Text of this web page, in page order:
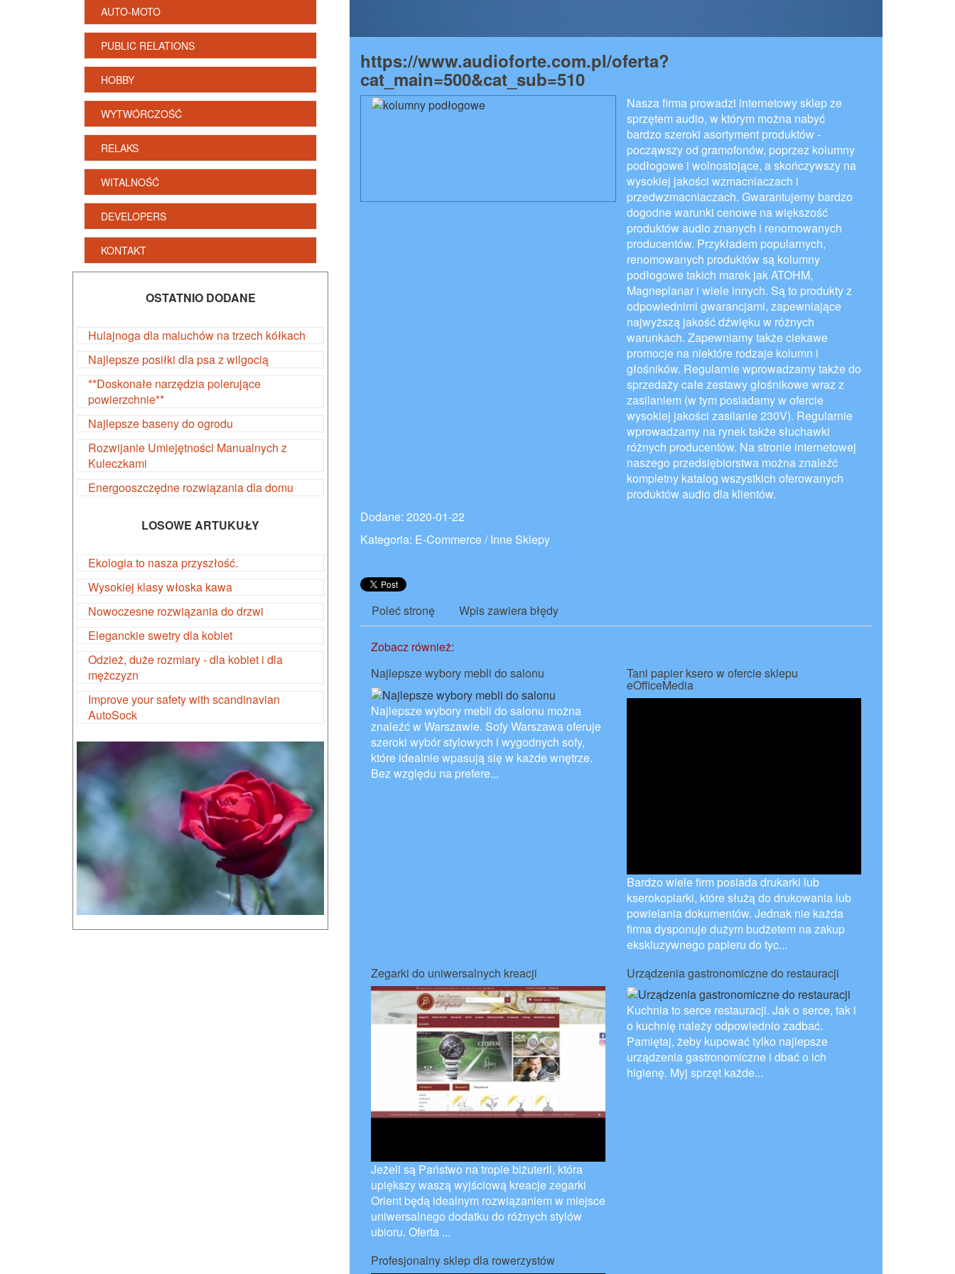
AUTO-MOTO
PUBLIC RELATIONS
HOBBY
WYTWÓRCZOŚĆ
RELAKS
WITALNOŚĆ
DEVELOPERS
KONTAKT
OSTATNIO DODANE
Hulajnoga dla maluchów na trzech kółkach
Najlepsze posiłki dla psa z wilgocią
**Doskonałe narzędzia polerujące
powierzchnie**
Najlepsze baseny do ogrodu
Rozwijanie Umiejętności Manualnych z
Kuleczkami
Energooszczędne rozwiązania dla domu
LOSOWE ARTUKUŁY
Ekologia to nasza przyszłość.
Wysokiej klasy włoska kawa
Nowoczesne rozwiązania do drzwi
Eleganckie swetry dla kobiet
Odzież, duże rozmiary - dla kobiet i dla
mężczyzn
Improve your safety with scandinavian
AutoSock
https://www.audioforte.com.pl/oferta?
cat_main=500&cat_sub=510
Nasza firma prowadzi internetowy sklep ze
sprzętem audio, w którym można nabyć
bardzo szeroki asortyment produktów -
począwszy od gramofonów, poprzez kolumny
podłogowe i wolnostojące, a skończywszy na
wysokiej jakości wzmacniaczach i
przedwzmacniaczach. Gwarantujemy bardzo
dogodne warunki cenowe na większość
produktów audio znanych i renomowanych
producentów. Przykładem popularnych,
renomowanych produktów są kolumny
podłogowe takich marek jak ATOHM,
Magneplanar i wiele innych. Są to produkty z
odpowiednimi gwarancjami, zapewniające
najwyższą jakość dźwięku w różnych
warunkach. Zapewniamy także ciekawe
promocje na niektóre rodzaje kolumn i
głośników. Regularnie wprowadzamy także do
sprzedaży całe zestawy głośnikowe wraz z
zasilaniem (w tym posiadamy w ofercie
wysokiej jakości zasilanie 230V). Regularnie
wprowadzamy na rynek także słuchawki
różnych producentów. Na stronie internetowej
naszego przedsiębiorstwa można znaleźć
kompletny katalog wszystkich oferowanych
produktów audio dla klientów.
Dodane: 2020-01-22
Kategoria: E-Commerce / Inne Sklepy
Poleć stronę Wpis zawiera błędy
Zobacz również:
Najlepsze wybory mebli do salonu
Najlepsze wybory mebli do salonu można
znaleźć w Warszawie. Sofy Warszawa oferuje
szeroki wybór stylowych i wygodnych sofy,
które idealnie wpasują się w każde wnętrze.
Bez względu na prefere...
Tani papier ksero w ofercie sklepu
eOfficeMedia
Bardzo wiele firm posiada drukarki lub
kserokopiarki, które służą do drukowania lub
powielania dokumentów. Jednak nie każda
firma dysponuje dużym budżetem na zakup
ekskluzywnego papieru do tyc...
Zegarki do uniwersalnych kreacji
Jeżeli są Państwo na tropie biżuterii, która
upiększy waszą wyjściową kreacje zegarki
Orient będą idealnym rozwiązaniem w miejsce
uniwersalnego dodatku do różnych stylów
ubioru. Oferta ...
Urządzenia gastronomiczne do restauracji
Kuchnia to serce restauracji. Jak o serce, tak i
o kuchnię należy odpowiednio zadbać.
Pamiętaj, żeby kupować tylko najlepsze
urządzenia gastronomiczne i dbać o ich
higienę. Myj sprzęt każde...
Profesjonalny sklep dla rowerzystów